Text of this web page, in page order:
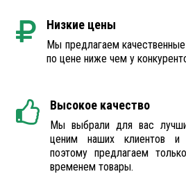
Низкие цены
Мы предлагаем
по цене ниже чем у
Высокое качество
Мы выбрали для вас
ценим наших клиентов и
поэтому предлагаем
временем товары.